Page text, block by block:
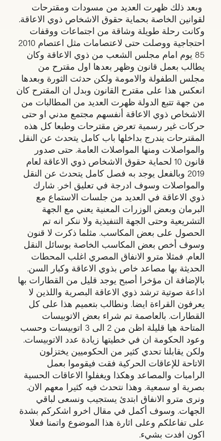
وبعد ذلك ظهرت العديد من مسودات ومقترحات
لقوانين الخاصة بحماية حقوق الاشخاص ذوي الاعاقة.
وكانت رحلة طويلة وشاقة من اجتماعات ووقفات
احتجاجية ووصلت حتى لاعتصامات مثل اعتصام 2010
85 يوم امام مجلس الشعب من ذوي الاعاقة وكان
يطالب بعمل قانون وظهر بعدها اول مقترح من
مجلس الطفولة والامومة ولكن حدثت الثورة وبعدها
انعكس هذا على مقترح القانون وبدل ان المقترح كان
من جهة تتبع الدولة ظهرت العديد من المطالبات من
الاشخاص ذوي الاعاقة أنفسهم مجتمع مدني او حتى
حركات غير رسمية تعرض مقترحات وطبعا كل هذه
المقترحات يندرج بداخلها باب كامل يتحدث عن النقل
والمواصلات ومنها المواصلات العامة. حتى صدور
قانون 10 لحماية حقوق الاشخاص ذوي الاعاقة لعام
2019 وبالفعل يوجد به فصل كامل يتحدث عن النقل
والمواصلات وسوف ادرجة في تعليق اخر. شارك
ذوي الاعاقة في العديد من جلسات الاستماع مع
البرمان وبعض الوزرات المعنية يعني مع الجهة
التشريعية وحتى الجهة التنفيذية ولا ننكر انه تم
الحصول على بعض المكاسب. مثلما ذكرت لا قنون
وسوف أخص بعض المكاسب الخاصة بوسائل النقل
العام. فمثلا مترو الانفاق المصري اغلب المحطات
الحديثة بها مصاعد خاص بذوي الاعاقة وكبار السن.
بالإضافة ان مؤخرا أصبح يوجد قليل من القطارات بها
اذاعة صوتية ترشد ذوي الاعاقة البصرية واللذين لا
يعرفون القراءة ايضا. ونطالب بتعميم هذا على كل
القطارات. بالعاصمة تم شراء بعض الاتوبيسات
المتاحة هيا قليلة اظن من 2 الى 3 اتوبيسات وحسب
وعود الحكومة ان في خطيتها زيادة عدد الاتوبيسات.
ولكن يقابلنا تحدي كثير من الحكوميين يختزلون
الاتاحة للإعاقات الحركية فقت فيقوموا بعمل
الرامبات والمصاعد وهكذا ويغفلوا الاعاقات الحسية
بصرية او سمعية. وهذا نتحدث فيه كثيرا معهم الان.
ونرى مترو الانفاق ابتدئ يستجيب ونسعى لباقي
الجهات. وسوف أكمل في مقال اخرو اشكركم بشدة
على تفاعلكم وعلى اثارة هذا الموضوع واتمنا فعلا
اكون افدت بشيء.